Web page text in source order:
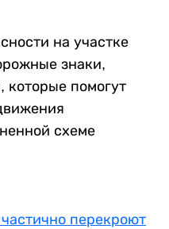
на участке
знаки,
которые помогут
схеме
перекроют